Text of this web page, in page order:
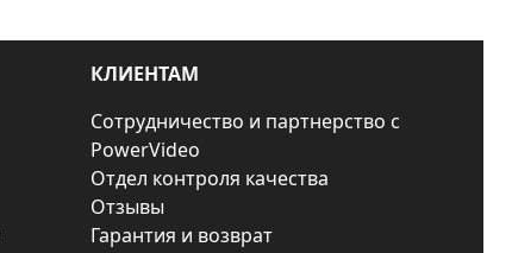
КЛИЕНТАМ
Сотрудничество и партнерство с
PowerVideo
Отдел контроля качества
Отзывы
Гарантия и возврат